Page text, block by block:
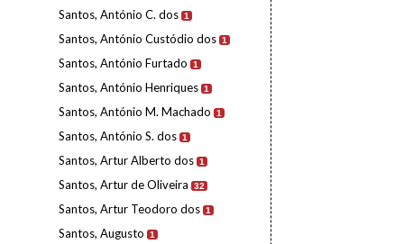
Santos, António C. dos 1
Santos, António Custódio dos 1
Santos, António Furtado 1
Santos, António Henriques 1
Santos, António M. Machado 1
Santos, António S. dos 1
Santos, Artur Alberto dos 1
Santos, Artur de Oliveira 32
Santos, Artur Teodoro dos 1
Santos, Augusto 1